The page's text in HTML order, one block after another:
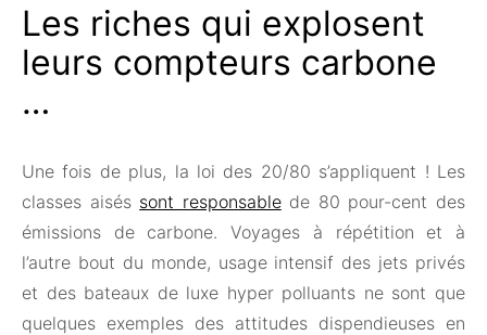
Les riches qui explosent
leurs compteurs carbone
…
Une fois de plus, la loi des 20/80 s’appliquent ! Les
classes aisés sont responsablede 80 pour-cent des
émissions de carbone. Voyages à répétition et à
l’autre bout du monde, usage intensif des jets privés
et des bateaux de luxe hyper polluants ne sont que
quelques exemples des attitudes dispendieuses en